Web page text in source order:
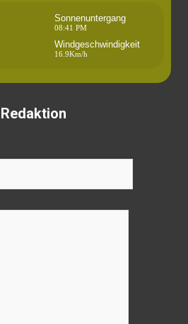
Sonnenuntergang
08:41 PM
Windgeschwindigkeit
16.9Km/h